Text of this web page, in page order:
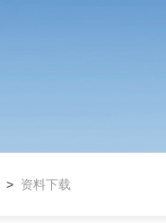
> 资料下载